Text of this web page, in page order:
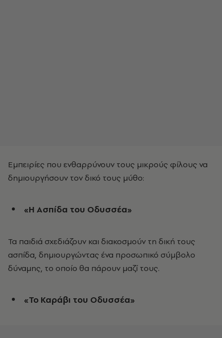
Εμπειρίες που ενθαρρύνουν τους μικρούς φίλους να
δημιουργήσουν τον δικό τους μύθο:
«Η Ασπίδα του Οδυσσέα»
Τα παιδιά σχεδιάζουν και διακοσμούν τη δική τους
ασπίδα, δημιουργώντας ένα προσωπικό σύμβολο
δύναμης, το οποίο θα πάρουν μαζί τους.
«Το Καράβι του Οδυσσέα»